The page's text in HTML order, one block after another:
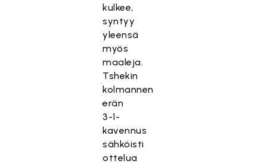
kulkee,
syntyy
yleensä
myös
maaleja.
Tshekin
kolmannen
erän
3-1-
kavennus
sähköisti
ottelua